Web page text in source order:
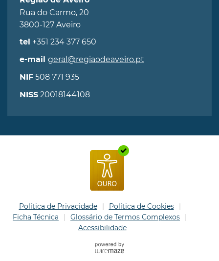
Rua do Carmo, 20
3800-127 Aveiro
tel +351 234 377 650
e-mail geral@regiaodeaveiro.pt
NIF 508 771 935
NISS 20018144108
Política de Privacidade
Política de Cookies
Ficha Técnica
Glossário de Termos Complexos
Acessibilidade